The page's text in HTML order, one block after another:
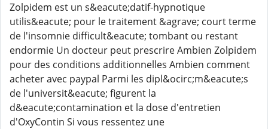
Zolpidem est un s&eacute;datif-hypnotique
utilis&eacute; pour le traitement &agrave; court terme
de l'insomnie difficult&eacute; tombant ou restant
endormie Un docteur peut prescrire Ambien Zolpidem
pour des conditions additionnelles Ambien comment
acheter avec paypal Parmi les dipl&ocirc;m&eacute;s
de l'universit&eacute; figurent la
d&eacute;contamination et la dose d'entretien
d'OxyContin Si vous ressentez une